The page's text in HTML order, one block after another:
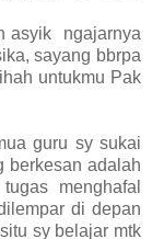
asyik ngajarnya
sayang bbrpa
untukmu Pak
guru sy sukai
berkesan adalah
menghafal
di depan
sy belajar mtk